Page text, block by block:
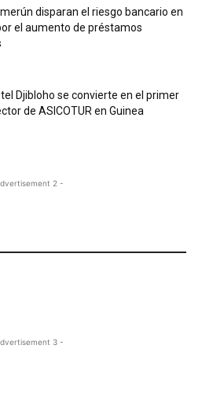
disparan el riesgo bancario en
el aumento de préstamos
Djibloho se convierte en el primer
de ASICOTUR en Guinea
2 -
3 -